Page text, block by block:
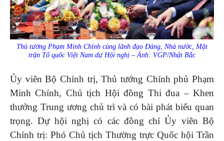
Thủ tướng Phạm Minh Chính cùng lãnh đạo Đảng, Nhà nước, Mặt
trận Tổ quốc Việt Nam dự Hội nghị – Ảnh: VGP/Nhật Bắc
Ủy viên Bộ Chính trị, Thủ tướng Chính phủ Phạm
Minh Chính, Chủ tịch Hội đồng Thi đua – Khen
thưởng Trung ương chủ trì và có bài phát biểu quan
trọng. Dự hội nghị có các đồng chí Ủy viên Bộ
Chính trị: Phó Chủ tịch Thường trực Quốc hội Trần